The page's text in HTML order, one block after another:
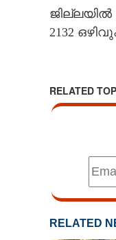
2132
RELATED
RELATED